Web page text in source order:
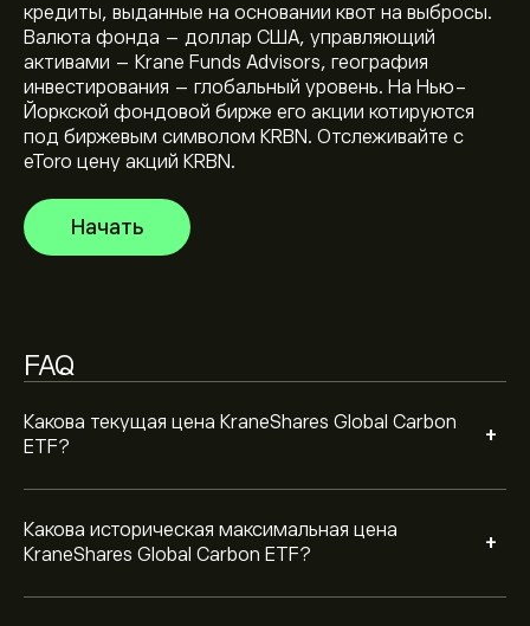
кредиты, выданные на основании квот на выбросы.
Валюта фонда – доллар США, управляющий
активами – Krane Funds Advisors, география
инвестирования – глобальный уровень. На Нью-
Йоркской фондовой бирже его акции котируются
под биржевым символом KRBN. Отслеживайте с
eToro цену акций KRBN.
Начать
FAQ
Какова текущая цена KraneShares Global Carbon
ETF?
+
Какова историческая максимальная цена
KraneShares Global Carbon ETF?
+
Исторический максимум KraneShares Global Carbon
ETF — 56.00‎$‎ долларов США
Выберите временной промежуток «1D» или «1W» на
увидеть исторические движения цены KraneShares
Global Carbon ETF. Цена KraneShares Global Carbon
ETF находится в диапазоне 3.31‎$‎ за последний год.
Чтобы купить KRBN, перейдите в инструмент
приобрести. Вы также можете разместить ордер
для покупки KRBN по определенной цене в
будущем.